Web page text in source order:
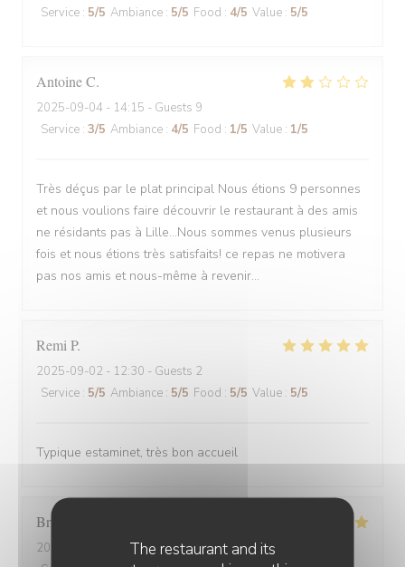
The restaurant and its
Service : 5/5 Ambiance : 5/5 Food : 4/5 Value : 5/5
AntoineC
2025-09-04 - 14:15 - Guests 9
Service : 3/5 Ambiance : 4/5 Food : 1/5 Value : 1/5
Très déçus par le plat principal Nous étions 9 personnes
et nous voulions faire découvrir le restaurant à des amis
ne résidants pas à Lille...Nous sommes venus plusieurs
fois et nous étions très satisfaits! ce repas ne motivera
pas nos amis et nous-même à revenir...
Remi P
2025-09-02 - 12:30 - Guests 2
Service : 5/5 Ambiance : 5/5 Food : 5/5 Value : 5/5
Typique estaminet, très bon accueil
Brigitte
2025-09-02
- 12:30 - Guests 3